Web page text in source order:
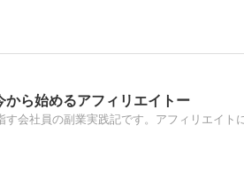
ら始めるアフィリエイトー